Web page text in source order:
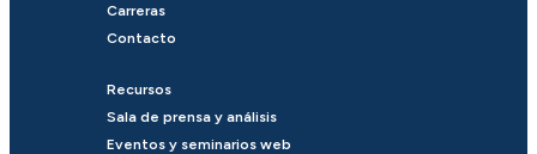
Carreras
Contacto
Recursos
Sala de prensa y análisis
Eventos y seminarios web